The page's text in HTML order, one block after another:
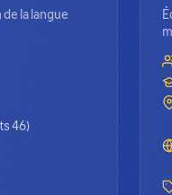
la langue
46)